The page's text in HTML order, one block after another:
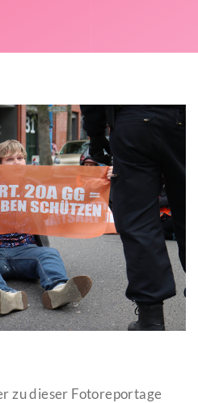
zu dieser Fotoreportage